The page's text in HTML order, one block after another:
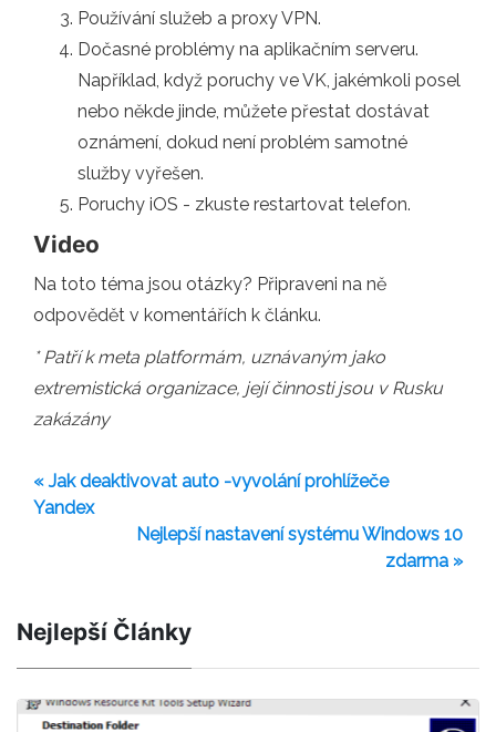
Používání služeb a proxy VPN.
Dočasné problémy na aplikačním serveru.
Například, když poruchy ve VK, jakémkoli posel
nebo někde jinde, můžete přestat dostávat
oznámení, dokud není problém samotné
služby vyřešen.
Poruchy iOS - zkuste restartovat telefon.
Video
Na toto téma jsou otázky? Připraveni na ně
odpovědět v komentářích k článku.
* Patří k meta platformám, uznávaným jako
extremistická organizace, její činnosti jsou v Rusku
zakázány
« Jak deaktivovat auto -vyvolání prohlížeče
Yandex
Nejlepší nastavení systému Windows 10
zdarma »
Nejlepší Články